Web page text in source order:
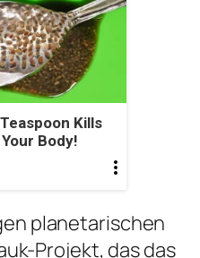
Kills
Body!
planetarischen
Projekt, das das